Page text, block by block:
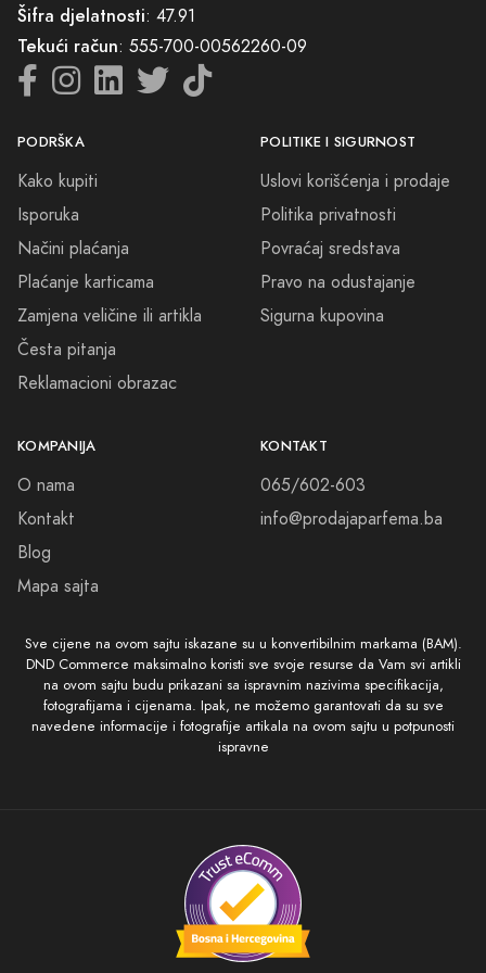
Šifra djelatnosti: 47.91
Tekući račun: 555-700-00562260-09
PODRŠKA
Kako kupiti
Isporuka
Načini plaćanja
Plaćanje karticama
Zamjena veličine ili artikla
Česta pitanja
Reklamacioni obrazac
POLITIKE I SIGURNOST
Uslovi korišćenja i prodaje
Politika privatnosti
Povraćaj sredstava
Pravo na odustajanje
Sigurna kupovina
KOMPANIJA
O nama
Kontakt
Blog
Mapa sajta
KONTAKT
065/602-603
info@prodajaparfema.ba
Sve cijene na ovom sajtu iskazane su u konvertibilnim markama (BAM).
DND Commerce maksimalno koristi sve svoje resurse da Vam svi artikli
na ovom sajtu budu prikazani sa ispravnim nazivima specifikacija,
fotografijama i cijenama. Ipak, ne možemo garantovati da su sve
navedene informacije i fotografije artikala na ovom sajtu u potpunosti
ispravne